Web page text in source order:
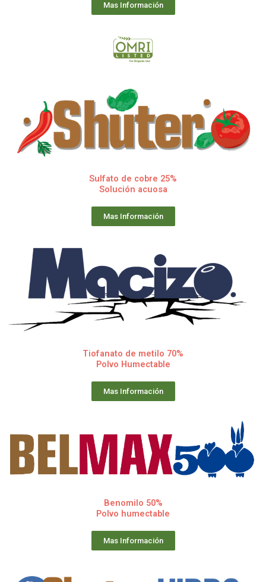
Mas Información
Sulfato de cobre 25%
Solución acuosa
Mas Información
Tiofanato de metilo 70%
Polvo Humectable
Mas Información
Benomilo 50%
Polvo humectable
Mas Información